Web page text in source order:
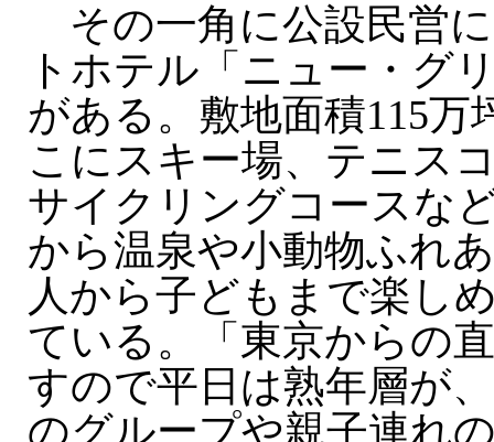
その一角に公設民営
トホテル「ニュー・グ
がある。敷地面積115万
こにスキー場、テニス
サイクリングコースな
から温泉や小動物ふれ
人から子どもまで楽し
ている。「東京からの
すので平日は熟年層が
のグループや親子連れ